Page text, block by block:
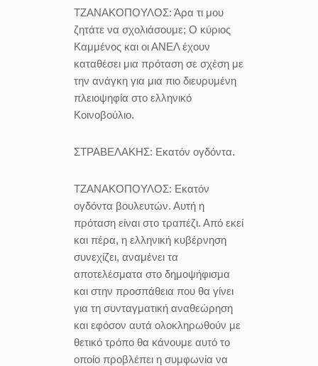
ΤΖΑΝΑΚΟΠΟΥΛΟΣ: Άρα τι μου
ζητάτε να σχολιάσουμε; Ο κύριος
Καμμένος και οι ΑΝΕΛ έχουν
καταθέσει μια πρόταση σε σχέση με
την ανάγκη για μια πιο διευρυμένη
πλειοψηφία στο ελληνικό
Κοινοβούλιο.
ΣΤΡΑΒΕΛΑΚΗΣ: Εκατόν ογδόντα.
ΤΖΑΝΑΚΟΠΟΥΛΟΣ: Εκατόν
ογδόντα βουλευτών. Αυτή η
πρόταση είναι στο τραπέζι. Από εκεί
και πέρα, η ελληνική κυβέρνηση
συνεχίζει, αναμένει τα
αποτελέσματα στο δημοψήφισμα
και στην προσπάθεια που θα γίνει
για τη συνταγματική αναθεώρηση
και εφόσον αυτά ολοκληρωθούν με
θετικό τρόπο θα κάνουμε αυτό το
οποίο προβλέπει η συμφωνία να